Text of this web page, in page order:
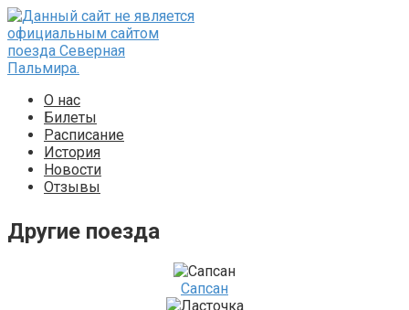
Перейти
к
контенту
О нас
Билеты
Расписание
История
Новости
Отзывы
Другие поезда
Сапсан